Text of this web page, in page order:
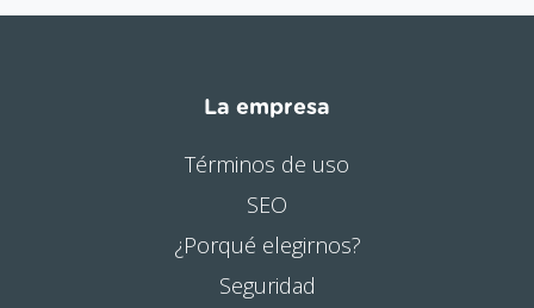
La empresa
Términos de uso
SEO
¿Porqué elegirnos?
Seguridad